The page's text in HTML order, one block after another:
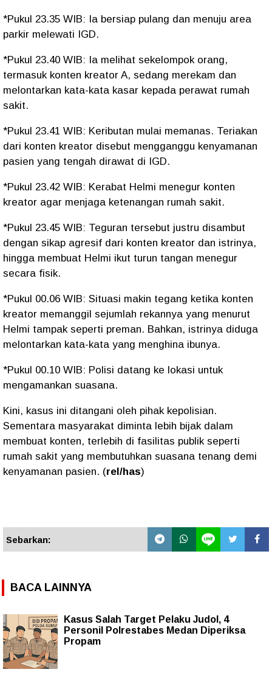
*Pukul 23.35 WIB: Ia bersiap pulang dan menuju area
parkir melewati IGD.
*Pukul 23.40 WIB: Ia melihat sekelompok orang,
termasuk konten kreator A, sedang merekam dan
melontarkan kata-kata kasar kepada perawat rumah
sakit.
*Pukul 23.41 WIB: Keributan mulai memanas. Teriakan
dari konten kreator disebut mengganggu kenyamanan
pasien yang tengah dirawat di IGD.
*Pukul 23.42 WIB: Kerabat Helmi menegur konten
kreator agar menjaga ketenangan rumah sakit.
*Pukul 23.45 WIB: Teguran tersebut justru disambut
dengan sikap agresif dari konten kreator dan istrinya,
hingga membuat Helmi ikut turun tangan menegur
secara fisik.
*Pukul 00.06 WIB: Situasi makin tegang ketika konten
kreator memanggil sejumlah rekannya yang menurut
Helmi tampak seperti preman. Bahkan, istrinya diduga
melontarkan kata-kata yang menghina ibunya.
*Pukul 00.10 WIB: Polisi datang ke lokasi untuk
mengamankan suasana.
Kini, kasus ini ditangani oleh pihak kepolisian.
Sementara masyarakat diminta lebih bijak dalam
membuat konten, terlebih di fasilitas publik seperti
rumah sakit yang membutuhkan suasana tenang demi
kenyamanan pasien. (rel/has)
Sebarkan:
BACA LAINNYA
Kasus Salah Target Pelaku Judol, 4
Personil Polrestabes Medan Diperiksa
Propam